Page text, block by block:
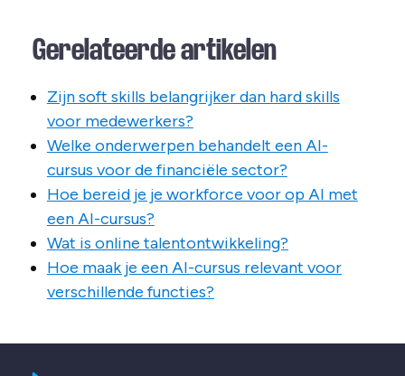
Gerelateerde artikelen
Zijn soft skills belangrijker dan hard skills
voor medewerkers?
Welke onderwerpen behandelt een AI-
cursus voor de financiële sector?
Hoe bereid je je workforce voor op AI met
een AI-cursus?
Wat is online talentontwikkeling?
Hoe maak je een AI-cursus relevant voor
verschillende functies?